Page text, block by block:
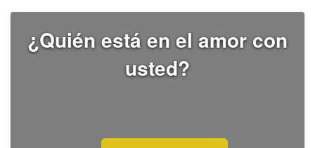
¿Quién está en el amor con
usted?